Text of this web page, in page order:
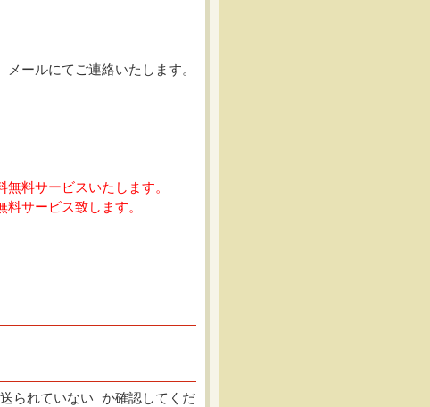
ールにてご連絡いたします。
料サービスいたします。
サービス致します。
られていない か確認してくだ